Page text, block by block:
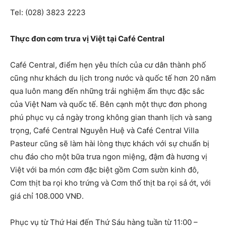
Tel: (028) 3823 2223
Thực đơn cơm trưa vị Việt tại Café Central
Café Central, điểm hẹn yêu thích của cư dân thành phố
cũng như khách du lịch trong nước và quốc tế hơn 20 năm
qua luôn mang đến những trải nghiệm ẩm thực đặc sắc
của Việt Nam và quốc tế. Bên cạnh một thực đơn phong
phú phục vụ cả ngày trong không gian thanh lịch và sang
trọng, Café Central Nguyễn Huệ và Café Central Villa
Pasteur cũng sẽ làm hài lòng thực khách với sự chuẩn bị
chu đáo cho một bữa trưa ngon miệng, đậm đà hương vị
Việt với ba món cơm đặc biệt gồm Cơm sườn kinh đô,
Cơm thịt ba rọi kho trứng và Cơm thố thịt ba rọi sả ớt, với
giá chỉ 108.000 VNĐ.
Phục vụ từ Thứ Hai đến Thứ Sáu hàng tuần từ 11:00 –